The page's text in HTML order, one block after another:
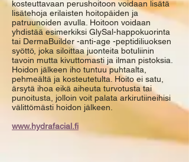
kosteuttavaan perushoitoon voidaan lisätä
lisätehoja erilaisten hoitopäiden ja
patruunoiden avulla. Hoitoon voidaan
yhdistää esimerkiksi GlySal-happokuorinta
tai DermaBuilder -anti-age -peptidiliuoksen
syöttö, joka siloittaa juonteita botuliinin
tavoin mutta kivuttomasti ja ilman pistoksia.
Hoidon jälkeen iho tuntuu puhtaalta,
pehmeältä ja kosteutetulta. Hoito ei satu,
ärsytä ihoa eikä aiheuta turvotusta tai
punoitusta, jolloin voit palata arkirutiineihisi
välittömästi hoidon jälkeen.
www.hydrafacial.fi